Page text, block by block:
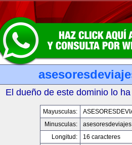
El dueño de este dominio lo
Mayusculas:
Minusculas:
Longitud:
16 caracteres